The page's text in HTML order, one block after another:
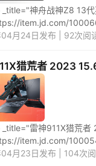
神舟战神Z8 13
item.jd.com/
月24日发布 | 92次阅
猎荒者 2023
雷神911X猎荒
item.jd.com/
月23日发布 | 104次